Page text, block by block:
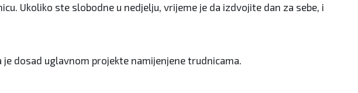
Ukoliko ste slobodne u nedjelju, vrijeme je da izdvojite dan za sebe, i
dosad uglavnom projekte namijenjene trudnicama.